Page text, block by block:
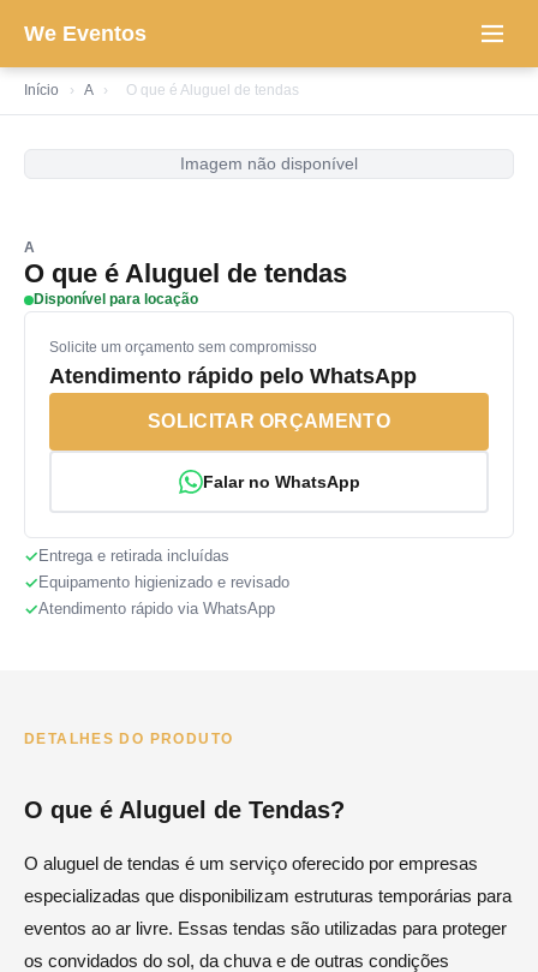
We Eventos
Início › A › O que é Aluguel de tendas
Imagem não disponível
A
O que é Aluguel de tendas
Disponível para locação
Solicite um orçamento sem compromisso
Atendimento rápido pelo WhatsApp
SOLICITAR ORÇAMENTO
Falar no WhatsApp
Entrega e retirada incluídas
Equipamento higienizado e revisado
Atendimento rápido via WhatsApp
DETALHES DO PRODUTO
O que é Aluguel de Tendas?
O aluguel de tendas é um serviço oferecido por empresas
especializadas que disponibilizam estruturas temporárias para
eventos ao ar livre. Essas tendas são utilizadas para proteger
os convidados do sol, da chuva e de outras condições